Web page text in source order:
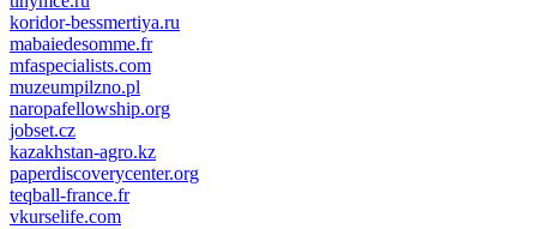
koridor-bessmertiya.ru
mabaiedesomme.fr
mfaspecialists.com
muzeumpilzno.pl
naropafellowship.org
jobset.cz
kazakhstan-agro.kz
paperdiscoverycenter.org
teqball-france.fr
vkurselife.com